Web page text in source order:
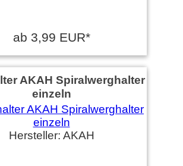
ab 3,99 EUR*
AKAH Spiralwerghalter
einzeln
Hersteller: AKAH